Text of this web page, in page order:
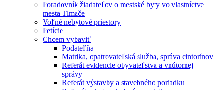
Poradovník žiadateľov o mestské byty vo vlastníctve
mesta Tlmače
Voľné nebytové priestory
Petície
Chcem vybaviť
Podateľňa
Matrika, opatrovateľská služba, správa cintorínov
Referát evidencie obyvateľstva a vnútornej
správy
Referát výstavby a stavebného poriadku